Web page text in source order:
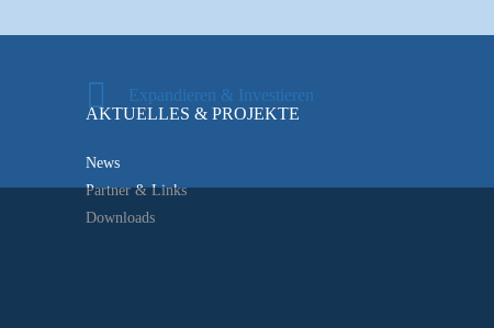
Expandieren & Investieren
AKTUELLES & PROJEKTE
News
Partner & Links
Downloads